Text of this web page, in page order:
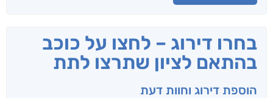
בחרו דירוג – לחצו על כוכב
בהתאם לציון שתרצו לתת
הוספת דירוג וחוות דעת